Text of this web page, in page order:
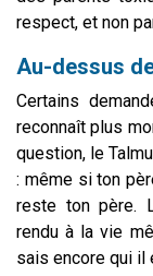
respect, et non
Au-dessus
Certains
reconnaît plus
question, le
: même si ton
reste ton père.
rendu à la vie
sais encore qui il